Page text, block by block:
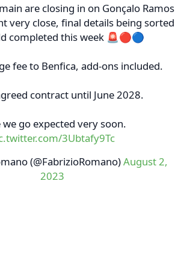
are closing in on Gonçalo Ramos
very close, final details being sorted
completed this week 🚨🔴🔵
fee to Benfica, add-ons included.
contract until June 2028.
we go expected very soon.
3Ubtafy9Tc
(@FabrizioRomano)August 2,
2023